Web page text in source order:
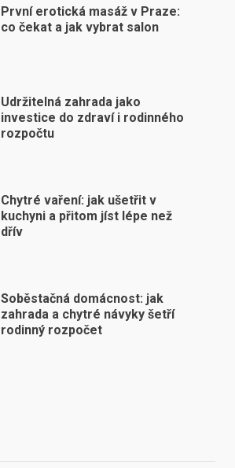
První erotická masáž v Praze:
co čekat a jak vybrat salon
Udržitelná zahrada jako
investice do zdraví i rodinného
rozpočtu
Chytré vaření: jak ušetřit v
kuchyni a přitom jíst lépe než
dřív
Soběstačná domácnost: jak
zahrada a chytré návyky šetří
rodinný rozpočet